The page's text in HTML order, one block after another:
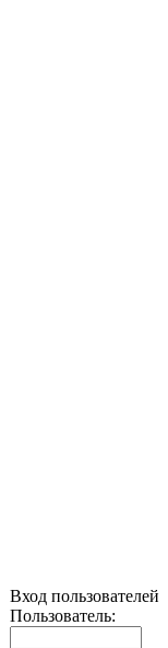
Вход пользователей
Пользователь: